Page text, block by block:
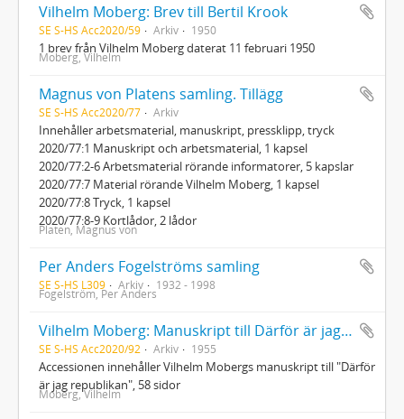
Vilhelm Moberg: Brev till Bertil Krook
SE S-HS Acc2020/59 Arkiv 1950
1 brev från Vilhelm Moberg daterat 11 februari 1950
Moberg, Vilhelm
Magnus von Platens samling. Tillägg
SE S-HS Acc2020/77 Arkiv
Innehåller arbetsmaterial, manuskript, pressklipp, tryck
2020/77:1 Manuskript och arbetsmaterial, 1 kapsel
2020/77:2-6 Arbetsmaterial rörande informatorer, 5 kapslar
2020/77:7 Material rörande Vilhelm Moberg, 1 kapsel
2020/77:8 Tryck, 1 kapsel
2020/77:8-9 Kortlådor, 2 lådor
Platen, Magnus von
Per Anders Fogelströms samling
SE S-HS L309 Arkiv 1932 - 1998
Fogelström, Per Anders
Vilhelm Moberg: Manuskript till Därför är jag republikan
SE S-HS Acc2020/92 Arkiv 1955
Accessionen innehåller Vilhelm Mobergs manuskript till "Därför
är jag republikan", 58 sidor
Moberg, Vilhelm